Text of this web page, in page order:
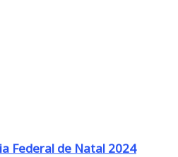
Federal de Natal 2024